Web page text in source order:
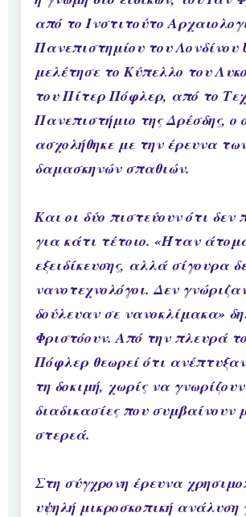
από το Ινστιτούτο
Πανεπιστημίου του Λονδίνου
μελέτησε το Κύπελλο του
του Πίτερ Πόφλερ, από το
Πανεπιστήμιο της Δρέσδης, ο
ασχολήθηκε με την έρευνα
δαμασκηνών σπαθιών.
Και οι δύο πιστεύουν ότι δεν
για κάτι τέτοιο. «Ήταν
εξειδίκευσης, αλλά σίγουρα
νανοτεχνολόγοι. Δεν
δούλευαν σε νανοκλίμακα»
Φριστόουν. Από την πλευρά
Πόφλερ θεωρεί ότι
τη δοκιμή, χωρίς να
διαδικασίες που
στερεά.
Στη σύγχρονη έρευνα
υψηλή μικροσκοπική ανάλυση